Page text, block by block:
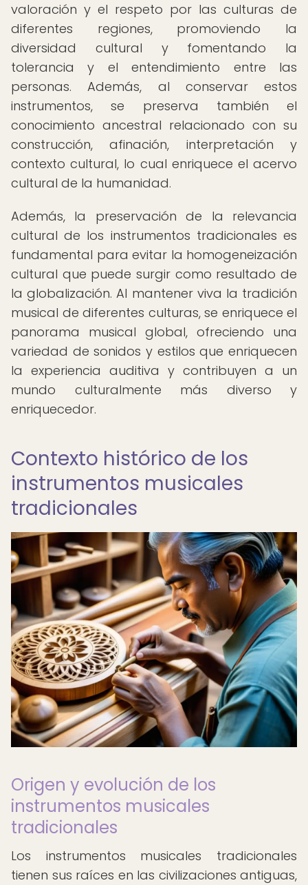
valoración y el respeto por las culturas de
diferentes regiones, promoviendo la
diversidad cultural y fomentando la
tolerancia y el entendimiento entre las
personas. Además, al conservar estos
instrumentos, se preserva también el
conocimiento ancestral relacionado con su
construcción, afinación, interpretación y
contexto cultural, lo cual enriquece el acervo
cultural de la humanidad.
Además, la preservación de la relevancia
cultural de los instrumentos tradicionales es
fundamental para evitar la homogeneización
cultural que puede surgir como resultado de
la globalización. Al mantener viva la tradición
musical de diferentes culturas, se enriquece el
panorama musical global, ofreciendo una
variedad de sonidos y estilos que enriquecen
la experiencia auditiva y contribuyen a un
mundo culturalmente más diverso y
enriquecedor.
Contexto histórico de los
instrumentos musicales
tradicionales
Origen y evolución de los
instrumentos musicales
tradicionales
Los instrumentos musicales tradicionales
tienen sus raíces en las civilizaciones antiguas,